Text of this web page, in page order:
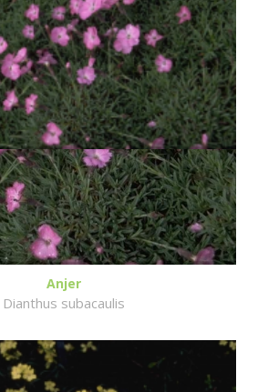
Anjer
Dianthus subacaulis